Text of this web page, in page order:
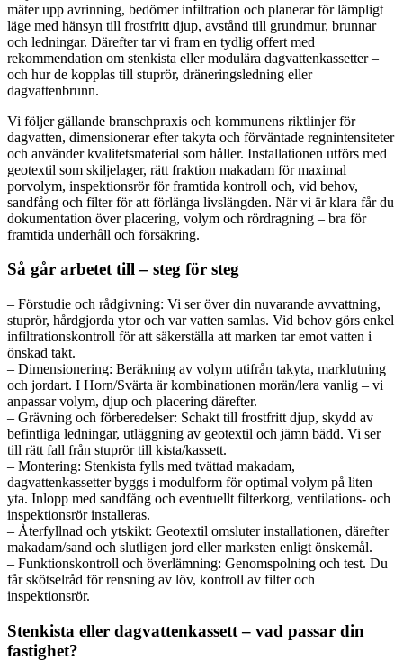
mäter upp avrinning, bedömer infiltration och planerar för lämpligt
läge med hänsyn till frostfritt djup, avstånd till grundmur, brunnar
och ledningar. Därefter tar vi fram en tydlig offert med
rekommendation om stenkista eller modulära dagvattenkassetter –
och hur de kopplas till stuprör, dräneringsledning eller
dagvattenbrunn.
Vi följer gällande branschpraxis och kommunens riktlinjer för
dagvatten, dimensionerar efter takyta och förväntade regnintensiteter
och använder kvalitetsmaterial som håller. Installationen utförs med
geotextil som skiljelager, rätt fraktion makadam för maximal
porvolym, inspektionsrör för framtida kontroll och, vid behov,
sandfång och filter för att förlänga livslängden. När vi är klara får du
dokumentation över placering, volym och rördragning – bra för
framtida underhåll och försäkring.
Så går arbetet till – steg för steg
– Förstudie och rådgivning: Vi ser över din nuvarande avvattning,
stuprör, hårdgjorda ytor och var vatten samlas. Vid behov görs enkel
infiltrationskontroll för att säkerställa att marken tar emot vatten i
önskad takt.
– Dimensionering: Beräkning av volym utifrån takyta, marklutning
och jordart. I Horn/Svärta är kombinationen morän/lera vanlig – vi
anpassar volym, djup och placering därefter.
– Grävning och förberedelser: Schakt till frostfritt djup, skydd av
befintliga ledningar, utläggning av geotextil och jämn bädd. Vi ser
till rätt fall från stuprör till kista/kassett.
– Montering: Stenkista fylls med tvättad makadam,
dagvattenkassetter byggs i modulform för optimal volym på liten
yta. Inlopp med sandfång och eventuellt filterkorg, ventilations- och
inspektionsrör installeras.
– Återfyllnad och ytskikt: Geotextil omsluter installationen, därefter
makadam/sand och slutligen jord eller marksten enligt önskemål.
– Funktionskontroll och överlämning: Genomspolning och test. Du
får skötselråd för rensning av löv, kontroll av filter och
inspektionsrör.
Stenkista eller dagvattenkassett – vad passar din
fastighet?